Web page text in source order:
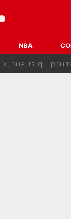
NBA
le vestiaire de
suite du
joueurs qui